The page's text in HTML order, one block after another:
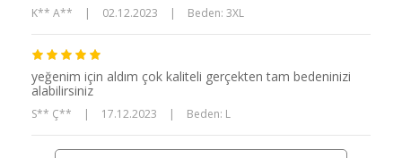
K** A** | 02.12.2023 | Beden: 3XL
yeğenim için aldım çok kaliteli gerçekten tam bedeninizi
alabilirsiniz
S** Ç** | 17.12.2023 | Beden: L